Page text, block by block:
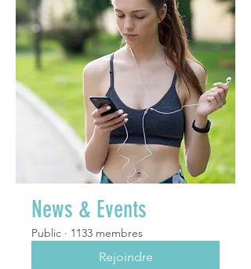
News & Events
Public · 1133 membres
Rejoindre